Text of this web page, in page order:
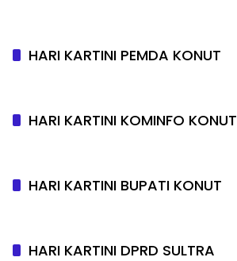
HARI KARTINI PEMDA KONUT
HARI KARTINI KOMINFO KONUT
HARI KARTINI BUPATI KONUT
HARI KARTINI DPRD SULTRA